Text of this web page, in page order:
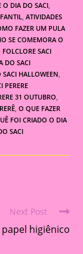
O DIA DO SACI,
, ATIVIDADES
FAZER UM PULA
SE COMEMORA O
SACI
DO SACI
SACI HALLOWEEN,
PERERE
31 OUTUBRO,
, O QUE FAZER
FOI CRIADO O DIA
SACI
Next Post
higiênico